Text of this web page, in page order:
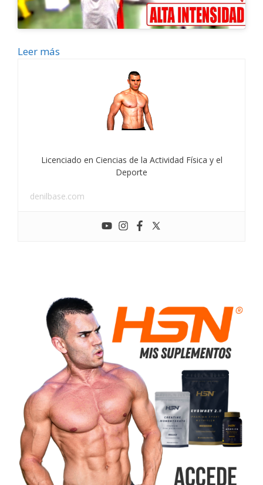
Leer más
Licenciado en Ciencias de la Actividad Física y el
Deporte
denilbase.com